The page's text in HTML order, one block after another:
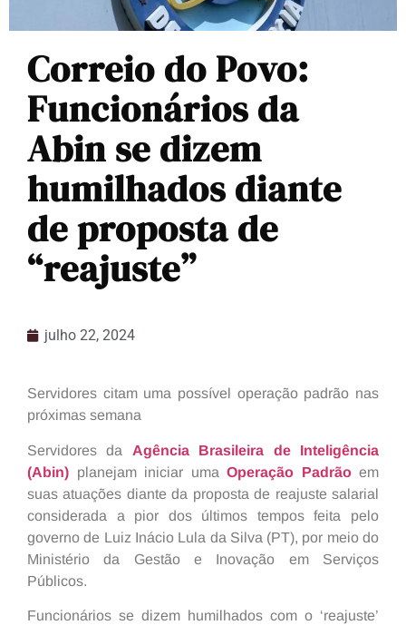
Correio do Povo:
Funcionários da
Abin se dizem
humilhados diante
de proposta de
“reajuste”
julho 22, 2024
Servidores citam uma possível operação padrão nas
próximas semana
Servidores da Agência Brasileira de Inteligência
(Abin) planejam iniciar uma Operação Padrãoem
suas atuações diante da proposta de reajuste salarial
considerada a pior dos últimos tempos feita pelo
governo de Luiz Inácio Lula da Silva (PT), por meio do
Ministério da Gestão e Inovação em Serviços
Públicos.
Funcionários se dizem humilhados com o ‘reajuste’